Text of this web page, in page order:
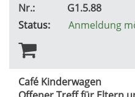
Nr.:
G1.5.88
Status:
Anmeldung
Café Kinderwagen